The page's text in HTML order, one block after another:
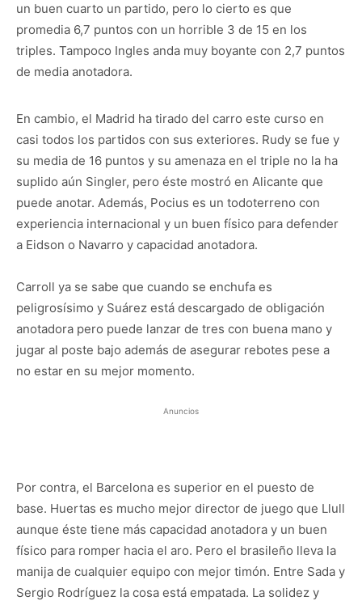
un buen cuarto un partido, pero lo cierto es que
promedia 6,7 puntos con un horrible 3 de 15 en los
triples. Tampoco Ingles anda muy boyante con 2,7 puntos
de media anotadora.
En cambio, el Madrid ha tirado del carro este curso en
casi todos los partidos con sus exteriores. Rudy se fue y
su media de 16 puntos y su amenaza en el triple no la ha
suplido aún Singler, pero éste mostró en Alicante que
puede anotar. Además, Pocius es un todoterreno con
experiencia internacional y un buen físico para defender
a Eidson o Navarro y capacidad anotadora.
Carroll ya se sabe que cuando se enchufa es
peligrosísimo y Suárez está descargado de obligación
anotadora pero puede lanzar de tres con buena mano y
jugar al poste bajo además de asegurar rebotes pese a
no estar en su mejor momento.
Anuncios
Por contra, el Barcelona es superior en el puesto de
base. Huertas es mucho mejor director de juego que Llull
aunque éste tiene más capacidad anotadora y un buen
físico para romper hacia el aro. Pero el brasileño lleva la
manija de cualquier equipo con mejor timón. Entre Sada y
Sergio Rodríguez la cosa está empatada. La solidez y